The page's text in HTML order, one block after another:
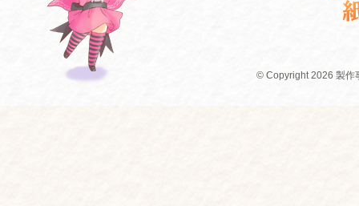
© Copyright 2026 製作